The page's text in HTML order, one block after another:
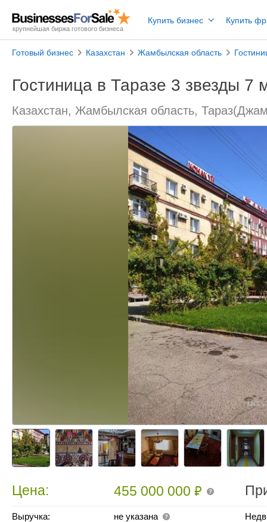
крупнейшая биржа готового бизнеса
Купить бизнес Купить
Готовый бизнес Казахстан Жамбылская область
Гостиница в Таразе 3 звезды 7
Казахстан, Жамбылская область,
Цена: 455 000 000₽
Выручка:
не указана